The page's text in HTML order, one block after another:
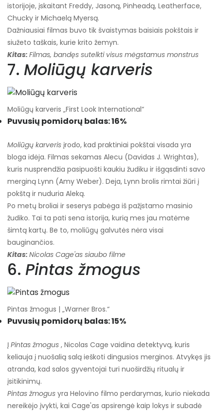
istorijoje, įskaitant Freddy, Jasoną, Pinheadą, Leatherface,
Chucky ir Michaelą Myersą.
Dažniausiai filmas buvo tik švaistymas baisiais pokštais ir
siužeto taškais, kurie krito žemyn.
Kitas: Filmas, bandęs sutelkti visus mėgstamus monstrus
7. Moliūgų karveris
Moliūgų karveris „First Look International“
Puvusių pomidorų balas: 16%
Moliūgų karveris įrodo, kad praktiniai pokštai visada yra
bloga idėja. Filmas sekamas Alecu (Davidas J. Wrightas),
kuris nusprendžia pasipuošti kaukiu žudiku ir išgąsdinti savo
merginą Lynn (Amy Weber). Deja, Lynn brolis rimtai žiūri į
pokštą ir nuduria Aleką.
Po metų broliai ir seserys pabėga iš pažįstamo masinio
žudiko. Tai ta pati sena istorija, kurią mes jau matėme
šimtą kartų. Be to, moliūgų galvutės nėra visai
bauginančios.
Kitas: Nicolas Cage'as siaubo filme
6. Pintas žmogus
Pintas žmogus | „Warner Bros.“
Puvusių pomidorų balas: 15%
Į Pintas žmogus , Nicolas Cage vaidina detektyvą, kuris
keliauja į nuošalią salą ieškoti dingusios merginos. Atvykęs jis
atranda, kad salos gyventojai turi nuoširdžių ritualų ir
įsitikinimų.
Pintas žmogus yra Helovino filmo perdarymas, kurio niekada
nereikėjo įvykti, kai Cage'as apsirengė kaip lokys ir subadė